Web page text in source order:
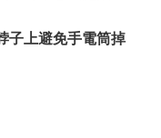
子上避免手電筒掉